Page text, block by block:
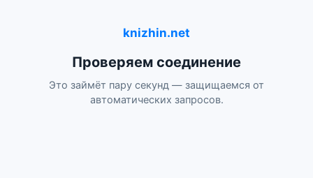
knizhin.net
Проверяем соединение
Это займёт пару секунд — защищаемся от
автоматических запросов.